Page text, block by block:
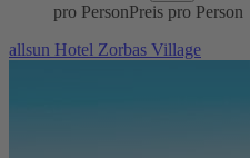
pro PersonPreis pro Person
allsun Hotel Zorbas Village